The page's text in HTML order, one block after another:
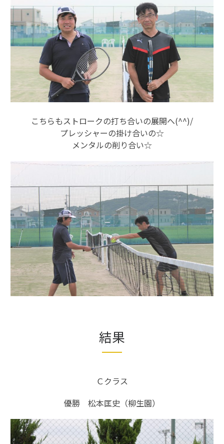
こちらもストロークの打ち合いの展開へ(^^)/
プレッシャーの掛け合いの☆
メンタルの削り合い☆
結果
Ｃクラス
優勝 松本匡史（柳生園）